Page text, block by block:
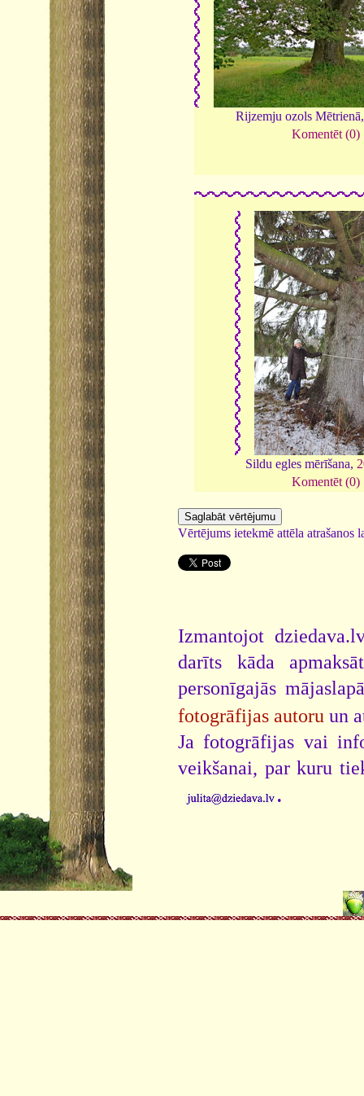
Rijzemju ozols
Komentēt (0)
Sildu egles mērīšana,
Komentēt (0)
Vērtējums ietekmē attēla atrašanos
Izmantojot
darīts kāda
personīgajās
fotogrāfijas autoru un
Ja fotogrāfijas vai
veikšanai, par kuru
.